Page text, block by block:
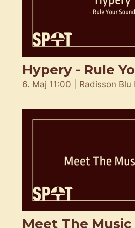
Hypery - Rule
6. Maj 11:00 | Radisson Blu
Meet The Music